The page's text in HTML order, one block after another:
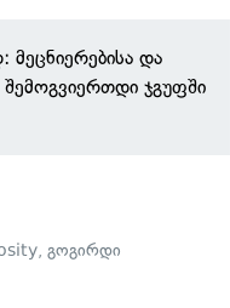
და
ჯგუფში
,გოგირდი